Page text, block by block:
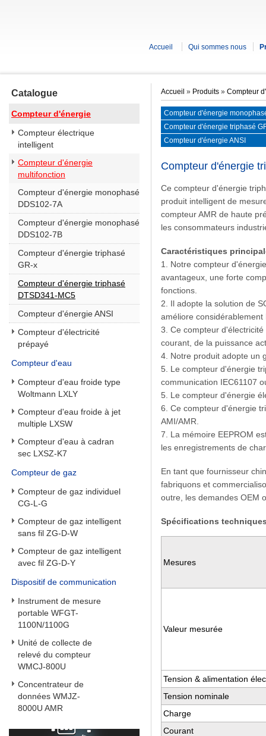
Accueil Qui sommes nous
Catalogue
Compteur d'énergie
Compteur électrique
intelligent
Compteur d'énergie
multifonction
Compteur d'énergie monophasé
DDS102-7A
Compteur d'énergie monophasé
DDS102-7B
Compteur d'énergie triphasé
GR-x
Compteur d'énergie triphasé
DTSD341-MC5
Compteur d'énergie ANSI
Compteur d'électricité
prépayé
Compteur d'eau
Compteur d'eau froide type
Woltmann LXLY
Compteur d'eau froide à jet
multiple LXSW
Compteur d'eau à cadran
sec LXSZ-K7
Compteur de gaz
Compteur de gaz individuel
CG-L-G
Compteur de gaz intelligent
sans fil ZG-D-W
Compteur de gaz intelligent
avec fil ZG-D-Y
Dispositif de communication
Instrument de mesure
portable WFGT-
1100N/1100G
Unité de collecte de
relevé du compteur
WMCJ-800U
Concentrateur de
données WMJZ-
8000U AMR
Accueil » Produits » Compteur
Compteur d'énergie
Compteur d'énergie triphasé
Compteur d'énergie ANSI
Compteur d'énergie
Ce compteur d'énergie
produit intelligent de
compteur AMR de haute
les consommateurs
Caractéristiques
1. Notre compteur
avantageux, une forte
fonctions.
2. Il adopte la solution de
améliore
3. Ce compteur
courant, de la puissance
4. Notre produit adopte un
5. Le compteur d'énergie
communication IEC61107
5. Le compteur d'énergie
6. Ce compteur d'énergie
AMI/AMR.
7. La mémoire EEPROM
les enregistrements de
En tant que fournisseur
fabriquons et
outre, les demandes OEM
Spécifications
Mesures
Valeur mesurée
Tension & alimentation
Tension nominale
Charge
Courant